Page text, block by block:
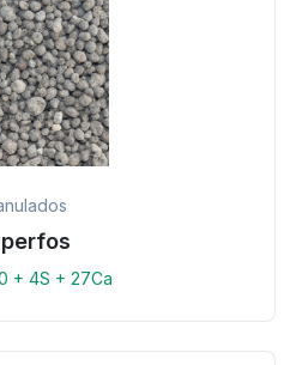
+ 4S + 27Ca